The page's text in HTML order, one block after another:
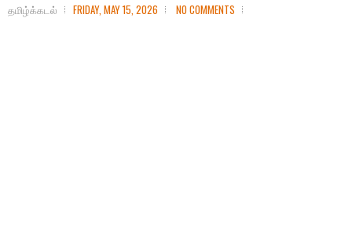
தமிழ்க்கடல் FRIDAY, MAY 15, 2026 NO COMMENTS